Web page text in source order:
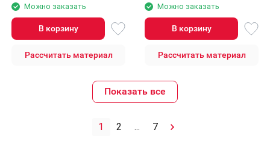
Можно заказать
В корзину
Рассчитать материал
Можно заказать
В корзину
Рассчитать материал
Показать все
1 2 ... 7